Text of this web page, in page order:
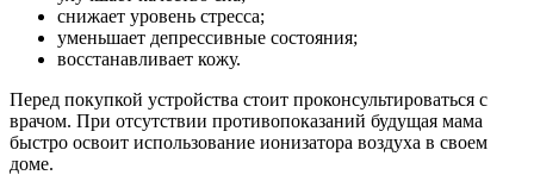
снижает уровень стресса;
уменьшает депрессивные состояния;
восстанавливает кожу.
Перед покупкой устройства стоит проконсультироваться с
врачом. При отсутствии противопоказаний будущая мама
быстро освоит использование ионизатора воздуха в своем
доме.